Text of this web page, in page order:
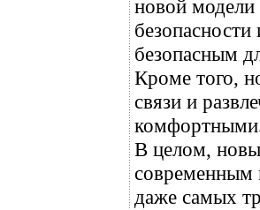
новой модели
безопасным
Кроме того,
связи и
В целом,
современным
даже самых